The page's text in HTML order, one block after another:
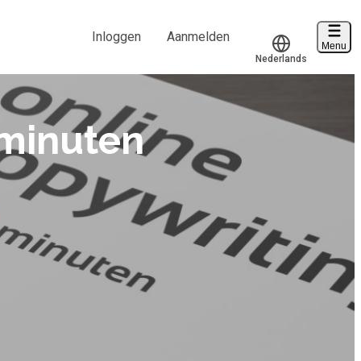
Voucher verzilveren
Account en hulp
Start met leren
klantenservice@hobp.nl
Inloggen
Inloggen Aanmelden
Nederlands
Menu